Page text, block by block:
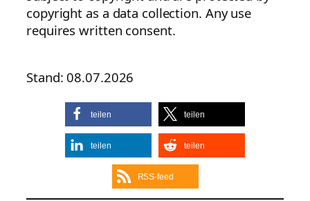
copyright as a data collection. Any use
requires written consent.
Stand: 08.07.2026
teilen teilen
teilen teilen
RSS-feed